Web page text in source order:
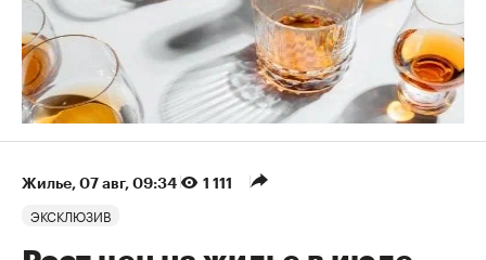
Жилье⁠, 07 авг, 09:34 1 111
ЭКСКЛЮЗИВ